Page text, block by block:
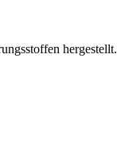
hergestellt.